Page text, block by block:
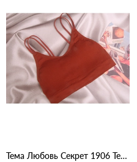
Тема Любовь Секрет 1906 Терракота